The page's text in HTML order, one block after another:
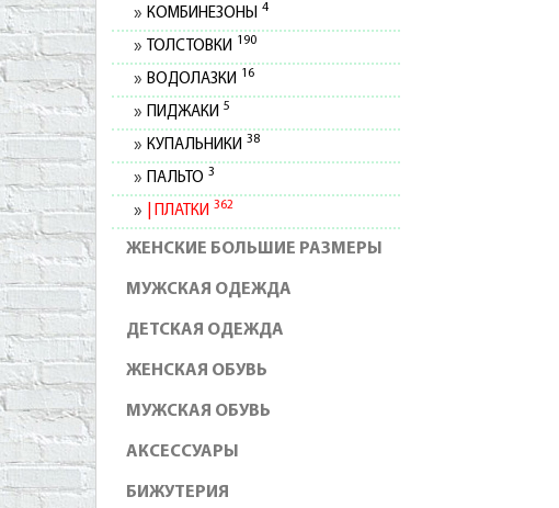
КОМБИНЕЗОНЫ 4
ТОЛСТОВКИ 190
ВОДОЛАЗКИ 16
ПИДЖАКИ 5
КУПАЛЬНИКИ 38
ПАЛЬТО 3
ПЛАТКИ 362
ЖЕНСКИЕ БОЛЬШИЕ РАЗМЕРЫ
МУЖСКАЯ ОДЕЖДА
ДЕТСКАЯ ОДЕЖДА
ЖЕНСКАЯ ОБУВЬ
МУЖСКАЯ ОБУВЬ
АКСЕССУАРЫ
БИЖУТЕРИЯ